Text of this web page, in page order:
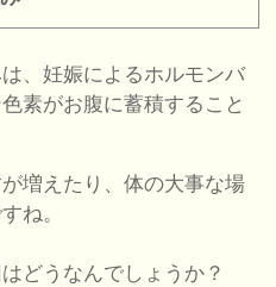
、妊娠によるホルモンバ
素がお腹に蓄積すること
増えたり、体の大事な場
ね。
どうなんでしょうか？